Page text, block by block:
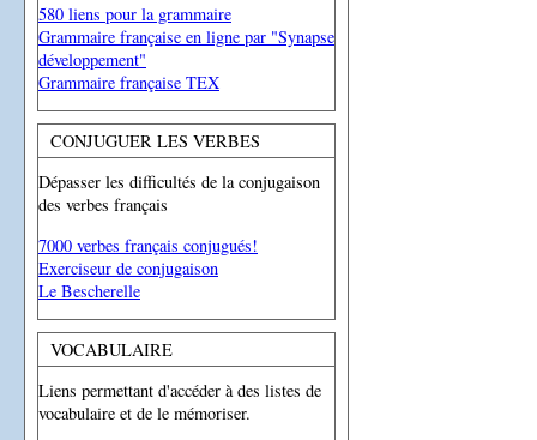
580 liens pour la grammaire
Grammaire française en ligne par "Synapse
développement"
Grammaire française TEX
CONJUGUER LES VERBES
Dépasser les difficultés de la conjugaison
des verbes français
7000 verbes français conjugués!
Exerciseur de conjugaison
Le Bescherelle
VOCABULAIRE
Liens permettant d'accéder à des listes de
vocabulaire et de le mémoriser.